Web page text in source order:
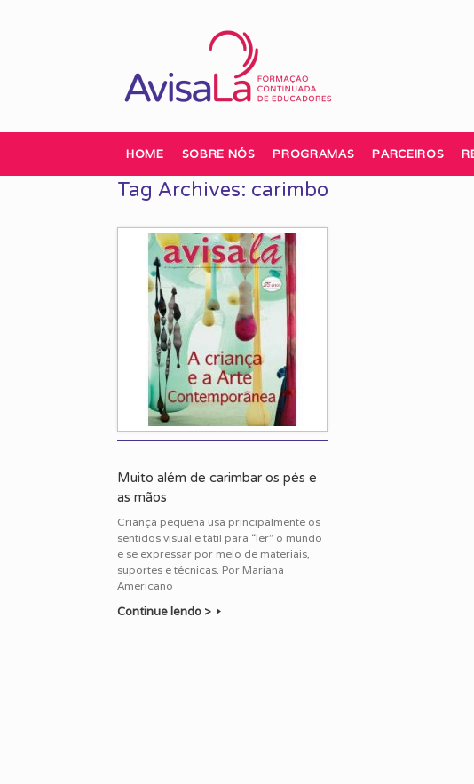
HOME SOBRE NÓS PROGRAMAS PARCEIROS
Tag Archives: carimbo
Muito além de carimbar os pés e
as mãos
Criança pequena usa principalmente os
sentidos visual e tátil para “ler” o mundo
e se expressar por meio de materiais,
suportes e técnicas. Por Mariana
Americano
Continue lendo >